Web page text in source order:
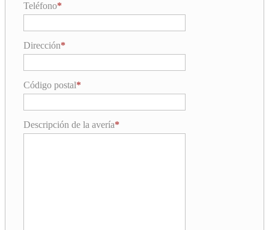
Teléfono
Dirección
Código postal
Descripción de la avería